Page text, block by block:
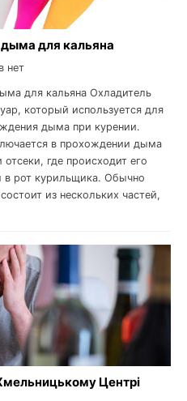
для кальяна
нет
для кальяна Охладитель
который используется для
дыма при курении.
в прохождении дыма
где происходит его
в рот курильщика. Обычно
из нескольких частей,
Центрі